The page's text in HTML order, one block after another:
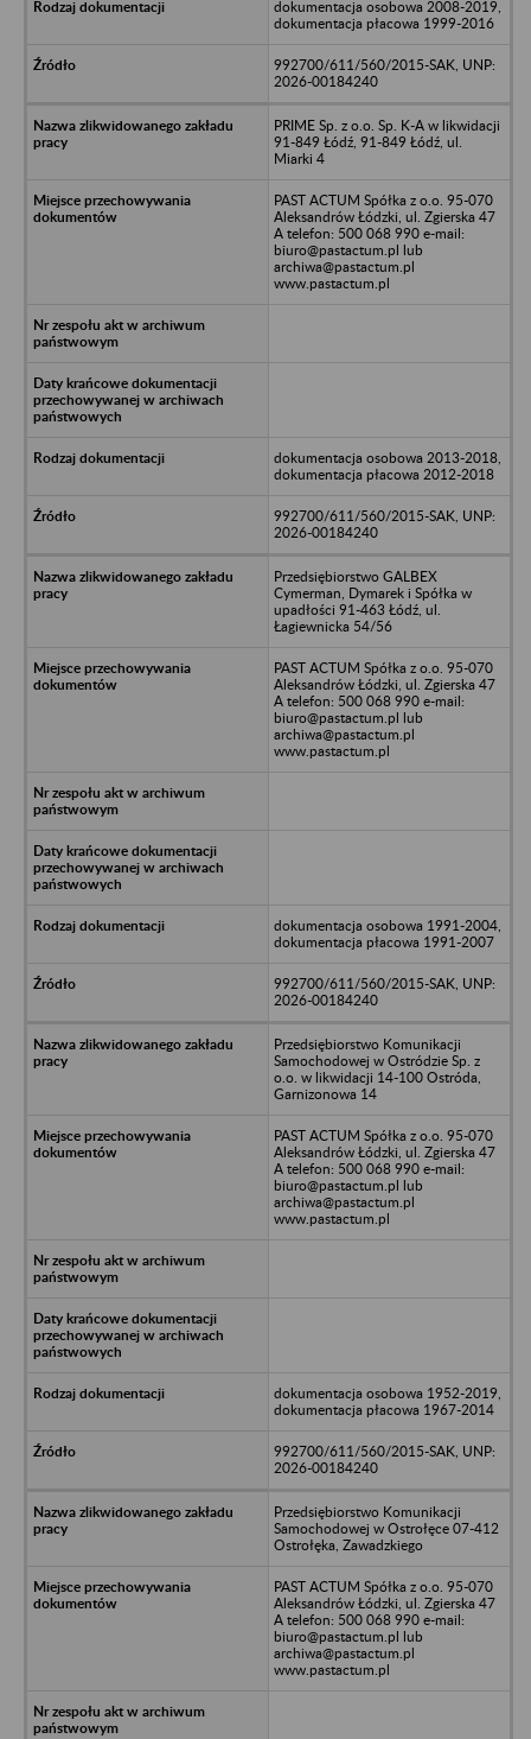
dokumentacja osobowa 2008-2019,
dokumentacja płacowa 1999-2016
992700/611/560/2015-SAK, UNP:
2026-00184240
PRIME Sp. z o.o. Sp. K-A w likwidacji
91-849 Łódź, 91-849 Łódź, ul.
Miarki 4
PAST ACTUM Spółka z o.o. 95-070
Aleksandrów Łódzki, ul. Zgierska 47
A telefon: 500 068 990 e-mail:
biuro@pastactum.pl lub
archiwa@pastactum.pl
www.pastactum.pl
dokumentacja osobowa 2013-2018,
dokumentacja płacowa 2012-2018
992700/611/560/2015-SAK, UNP:
2026-00184240
Przedsiębiorstwo GALBEX
Cymerman, Dymarek i Spółka w
upadłości 91-463 Łódź, ul.
Łagiewnicka 54/56
PAST ACTUM Spółka z o.o. 95-070
Aleksandrów Łódzki, ul. Zgierska 47
A telefon: 500 068 990 e-mail:
biuro@pastactum.pl lub
archiwa@pastactum.pl
www.pastactum.pl
dokumentacja osobowa 1991-2004,
dokumentacja płacowa 1991-2007
992700/611/560/2015-SAK, UNP:
2026-00184240
Przedsiębiorstwo Komunikacji
Samochodowej w Ostródzie Sp. z
o.o. w likwidacji 14-100 Ostróda,
Garnizonowa 14
PAST ACTUM Spółka z o.o. 95-070
Aleksandrów Łódzki, ul. Zgierska 47
A telefon: 500 068 990 e-mail:
biuro@pastactum.pl lub
archiwa@pastactum.pl
www.pastactum.pl
dokumentacja osobowa 1952-2019,
dokumentacja płacowa 1967-2014
992700/611/560/2015-SAK, UNP:
2026-00184240
Przedsiębiorstwo Komunikacji
Samochodowej w Ostrołęce 07-412
Ostrołęka, Zawadzkiego
PAST ACTUM Spółka z o.o. 95-070
Aleksandrów Łódzki, ul. Zgierska 47
A telefon: 500 068 990 e-mail:
biuro@pastactum.pl lub
archiwa@pastactum.pl
www.pastactum.pl